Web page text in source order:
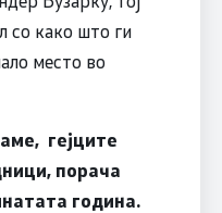
со како што ги
место во
гејците
порача
година.